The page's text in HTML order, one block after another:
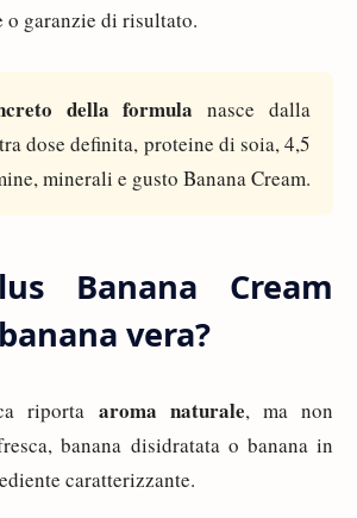
o garanzie di risultato.
della formula nasce dalla
dose definita, proteine di soia, 4,5
minerali e gusto Banana Cream.
Banana Cream
vera?
riporta aroma naturale, ma non
banana disidratata o banana in
caratterizzante.